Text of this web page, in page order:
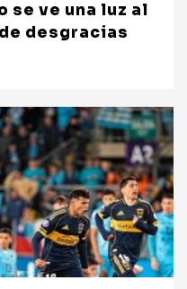
se ve una luz al
desgracias